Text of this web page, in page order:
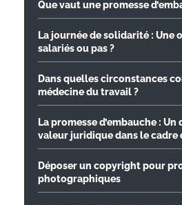
Que vaut une promesse
La journée de solidarité : Une
salariés ou pas ?
Dans quelles circonstances
médecine du travail ?
La promesse d’embauche :
valeur juridique dans le cadre
Déposer un copyright pour
photographiques